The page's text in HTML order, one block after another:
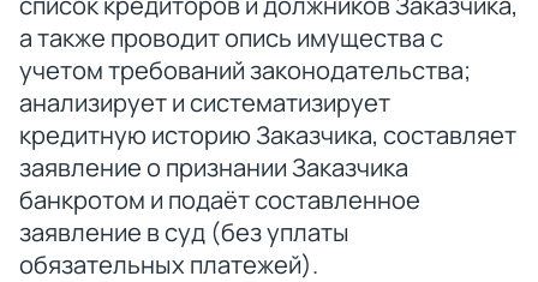
а также проводит опись имущества с
учетом требований законодательства;
анализирует и систематизирует
кредитную историю Заказчика, составляет
заявление о признании Заказчика
банкротом и подаёт составленное
заявление в суд (без уплаты
обязательных платежей).